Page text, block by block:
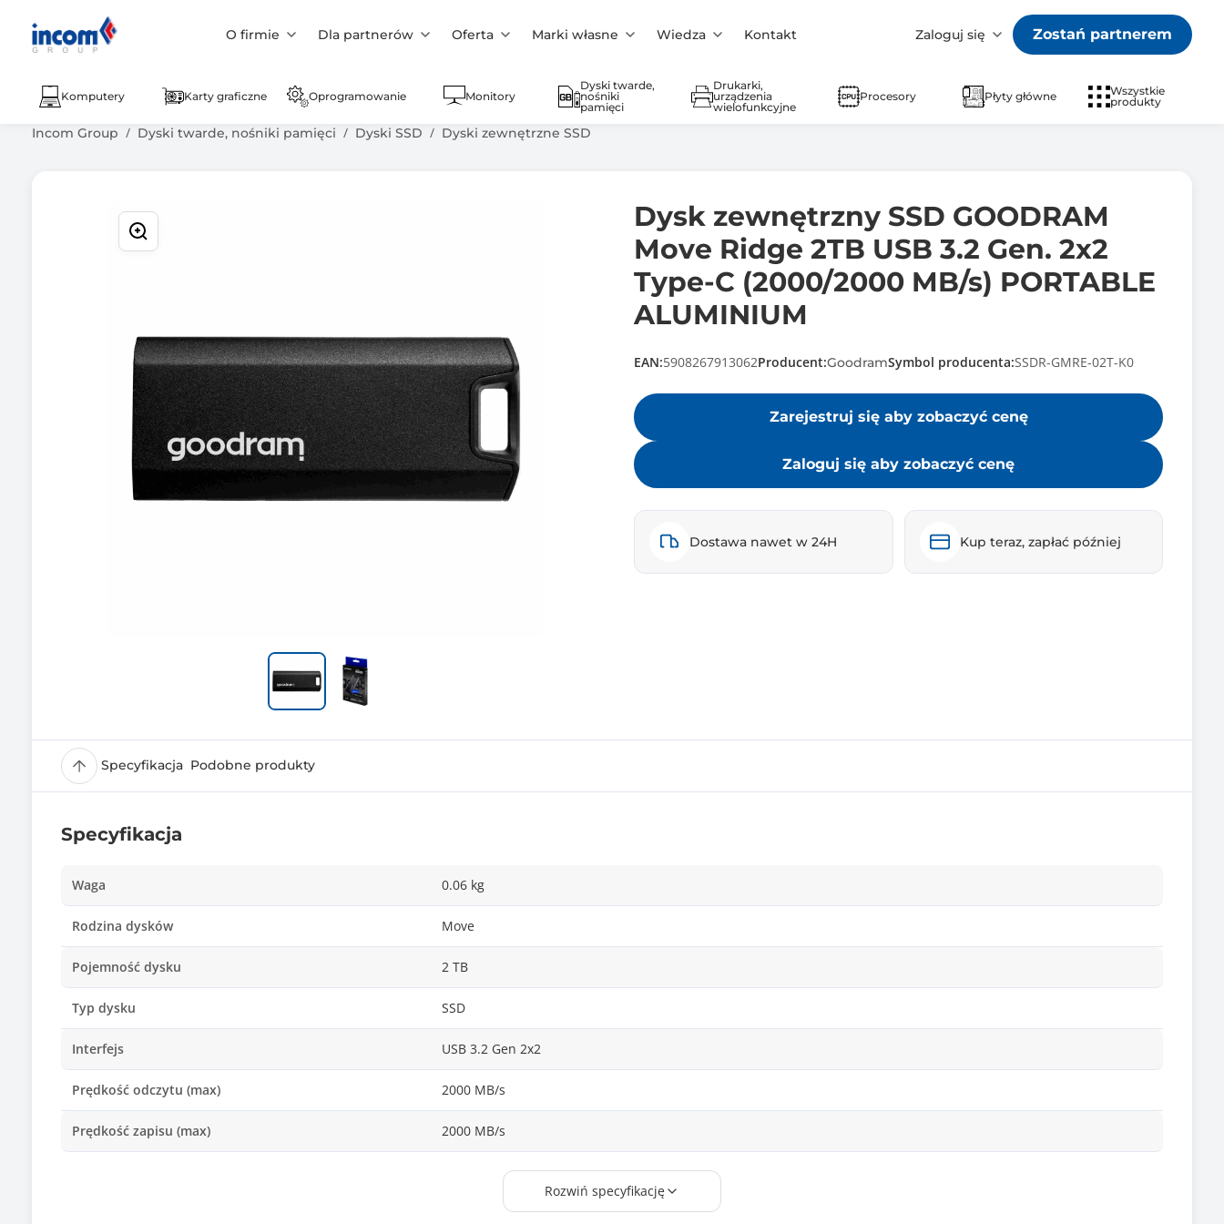
O firmie Dla partnerów Oferta Marki własne Wiedza Kontakt Zaloguj się Zostań partnerem
Komputery Karty graficzne Oprogramowanie Monitory
Dyski twarde,
nośniki
pamięci
Drukarki,
urządzenia
wielofunkcyjne
Procesory Płyty główne
Wszystkie
produkty
Incom Group Dyski twarde, nośniki pamięci Dyski SSD Dyski zewnętrzne SSD
Dysk zewnętrzny SSD GOODRAM
Move Ridge 2TB USB 3.2 Gen. 2x2
Type-C (2000/2000 MB/s) PORTABLE
ALUMINIUM
EAN:5908267913062Producent:GoodramSymbol producenta:SSDR-GMRE-02T-K0
Zarejestruj się aby zobaczyć cenę
Zaloguj się aby zobaczyć cenę
Dostawa nawet w 24H Kup teraz, zapłać później
Specyfikacja Podobne produkty
Specyfikacja
Waga 0.06 kg
Rodzina dysków Move
Pojemność dysku 2 TB
Typ dysku SSD
Interfejs USB 3.2 Gen 2x2
Prędkość odczytu (max) 2000 MB/s
Prędkość zapisu (max) 2000 MB/s
Czarny (Black)
Lekki i trwały dzięki aluminiowej obudowie
Rozwiń specyfikację